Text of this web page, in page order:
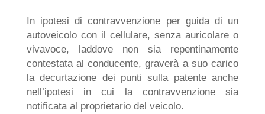
In ipotesi di contravvenzione per guida di un
autoveicolo con il cellulare, senza auricolare o
vivavoce, laddove non sia repentinamente
contestata al conducente, graverà a suo carico
la decurtazione dei punti sulla patente anche
nell’ipotesi in cui la contravvenzione sia
notificata al proprietario del veicolo.